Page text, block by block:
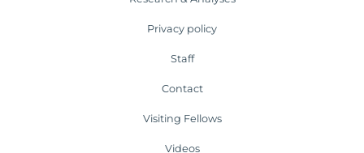
Privacy policy
Staff
Contact
Visiting Fellows
Videos